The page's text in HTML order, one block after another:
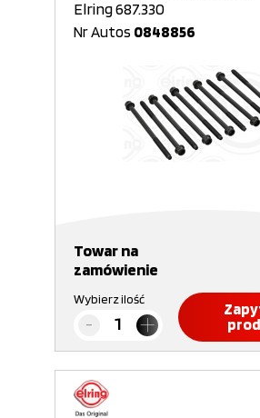
Elring 687.330
Nr Autos 0848856
Towar na
zamówienie
Wybierz ilość